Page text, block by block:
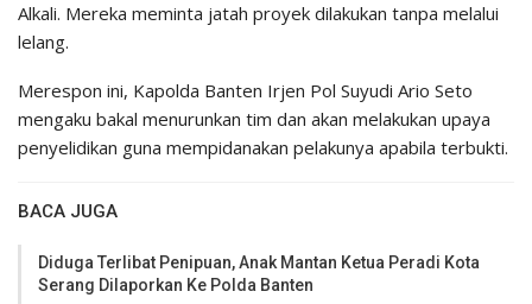
Alkali. Mereka meminta jatah proyek dilakukan tanpa melalui
lelang.
Merespon ini, Kapolda Banten Irjen Pol Suyudi Ario Seto
mengaku bakal menurunkan tim dan akan melakukan upaya
penyelidikan guna mempidanakan pelakunya apabila terbukti.
BACA JUGA
Diduga Terlibat Penipuan, Anak Mantan Ketua Peradi Kota
Serang Dilaporkan Ke Polda Banten